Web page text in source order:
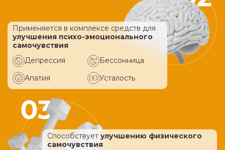
Применяется в комплексе средств для
улучшения психо-эмоционального
самочувствия
Депрессия
Бессонница
Апатия
Усталость
Способствует улучшению физического
самочувствия